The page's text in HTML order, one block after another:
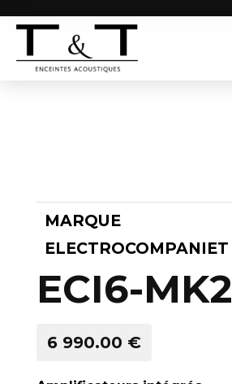
MARQUE
ELECTROCOMPANIET
ECI6-MK2
6 990.00 €